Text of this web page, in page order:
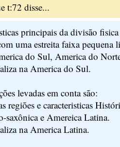
t:72 disse...
principais da divisão fisica
uma estreita faixa pequena
do Sul, America do
na America do Sul.
levadas em conta são:
regiões e caracteristicas
saxônica e Amereica Latina.
na America Latina.